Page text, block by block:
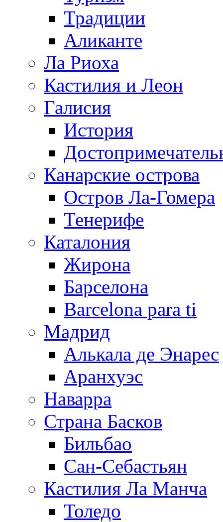
Традиции
Аликанте
Ла Риоха
Кастилия и Леон
Галисия
История
Канарские острова
Остров Ла-Гомера
Тенерифе
Каталония
Жирона
Барселона
Barcelona para ti
Мадрид
Алькала де Энарес
Аранхуэс
Наварра
Страна Басков
Бильбао
Сан-Себастьян
Кастилия Ла Манча
Толедо